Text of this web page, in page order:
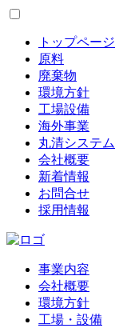
トップページ
原料
廃棄物
環境方針
工場設備
海外事業
丸清システム
会社概要
新着情報
お問合せ
採用情報
事業内容
会社概要
環境方針
工場・設備